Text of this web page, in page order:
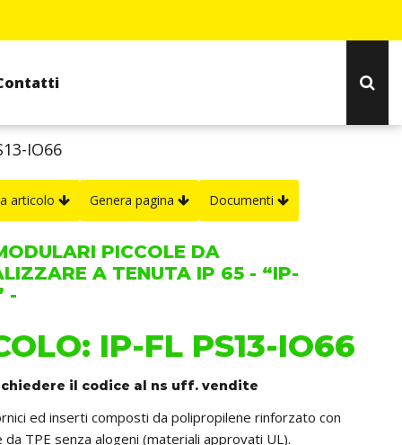
IO66
articolo Genera pagina Documenti
PICCOLE DA
A TENUTA IP 65 - “IP-
-
IP-FL PS13-IO66
il codice al ns uff. vendite
ed inserti composti da polipropilene rinforzato con
TPE senza alogeni (materiali approvati UL).